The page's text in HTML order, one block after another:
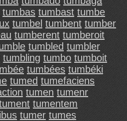
tumbas tumbast tumbe
tumbel tumbent tumber
tumberent tumberoit
tumbled tumbler
tumbling tumbo tumboit
tumbées tumbéki
tumed tumefaciens
tumen tumenr
tumentem
tumer tumes